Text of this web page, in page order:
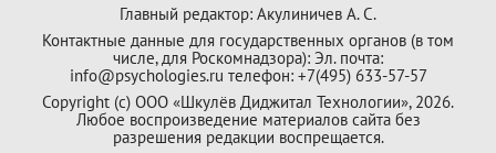
Главный редактор: Акулиничев А. С.
Контактные данные для государственных органов (в том
числе, для Роскомнадзора): Эл. почта:
info@psychologies.ru телефон: +7(495) 633-57-57
Copyright (с) ООО «Шкулёв Диджитал Технологии», 2026.
Любое воспроизведение материалов сайта без
разрешения редакции воспрещается.